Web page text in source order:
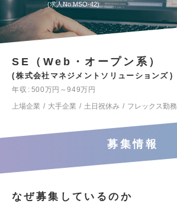
求人No.MSO-42
SE（Web・オープン系）
株式会社マネジメントソリューションズ
年収
500万円～949万円
上場企業
大手企業 土日祝休み フレックス勤務
募集情報
なぜ募集しているのか